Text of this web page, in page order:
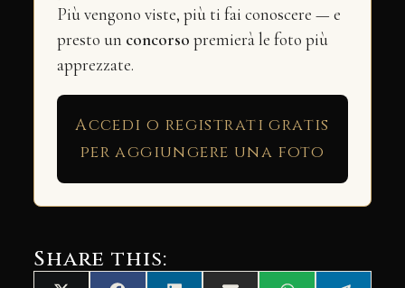
Più vengono viste, più ti fai conoscere — e
presto un concorso premierà le foto più
apprezzate.
Accedi o registrati gratis
per aggiungere una foto
Share this: